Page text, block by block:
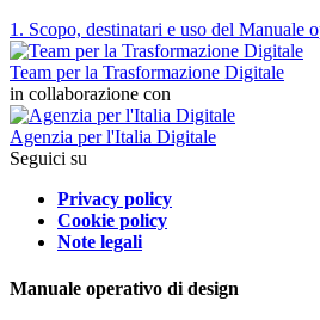
1. Scopo, destinatari e uso del Manuale
Team per la Trasformazione Digitale
in collaborazione con
Agenzia per l'Italia Digitale
Seguici su
Privacy policy
Cookie policy
Note legali
Manuale operativo di design